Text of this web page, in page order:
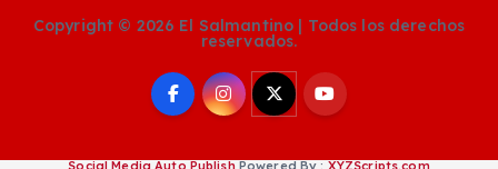
Copyright © 2026 El Salmantino | Todos los derechos
reservados.
Social Media Auto Publish Powered By : XYZScripts.com